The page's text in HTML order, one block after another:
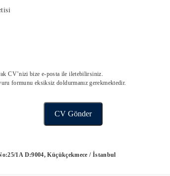
CV’nizi bize e-posta ile iletebilirsiniz.
formunu eksiksiz doldurmanız gerekmektedir.
CV Gönder
1A D:9004, Küçükçekmece / İstanbul